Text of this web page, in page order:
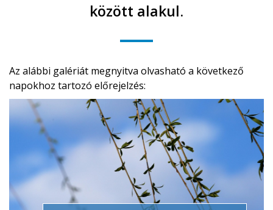
között alakul.
Az alábbi galériát megnyitva olvasható a következő
napokhoz tartozó előrejelzés: